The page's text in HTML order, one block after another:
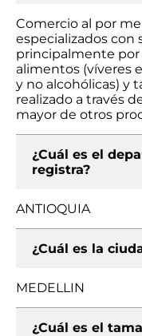
Comercio al por
especializados
principalmente
alimentos (víveres
y no alcohólicas) y
realizado a través
mayor de otros
¿Cuál es el
registra?
ANTIOQUIA
¿Cuál es la
MEDELLIN
¿Cuál es el